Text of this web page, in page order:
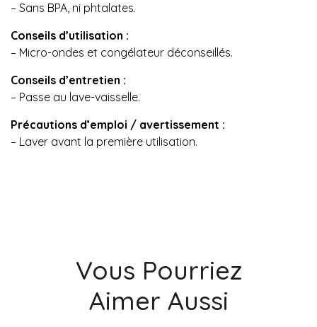
– Sans BPA, ni phtalates.
Conseils d’utilisation :
– Micro-ondes et congélateur déconseillés.
Conseils d’entretien :
– Passe au lave-vaisselle.
Précautions d’emploi / avertissement :
– Laver avant la première utilisation.
Vous Pourriez
Aimer Aussi